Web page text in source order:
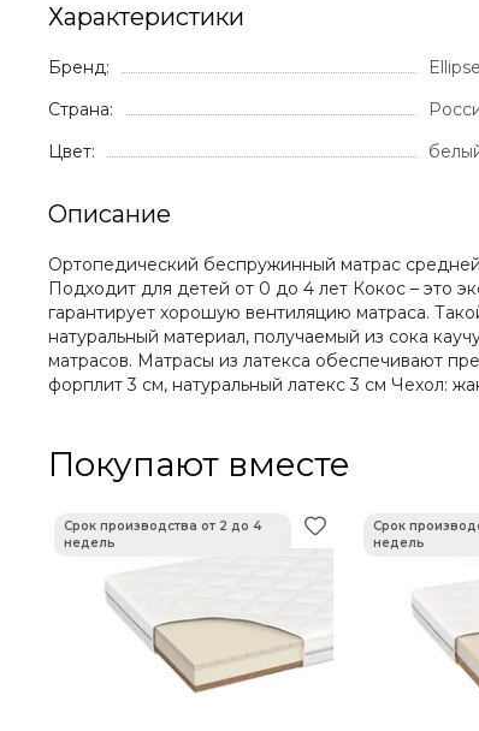
Характеристики
Бренд:
Страна:
Цвет:
Описание
Ортопедический беспружинный матрас
Подходит для детей от 0 до 4 лет Кокос – это
гарантирует хорошую вентиляцию матраса.
натуральный материал, получаемый из сока
матрасов. Mатрасы из латекса обеспечивают
форплит 3 см, натуральный латекс 3 см Чехол:
Покупают вместе